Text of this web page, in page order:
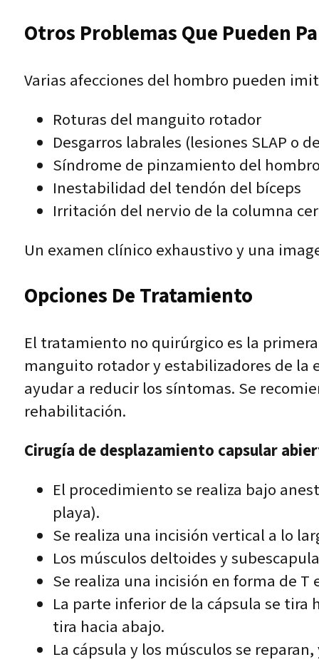
Otros Problemas Que Pueden
Varias afecciones del hombro pueden
Roturas del manguito rotador
Desgarros labrales (lesiones SLAP o
Síndrome de pinzamiento del
Inestabilidad del tendón del bíceps
Irritación del nervio de la columna
Un examen clínico exhaustivo y una
Opciones De Tratamiento
El tratamiento no quirúrgico es la
manguito rotador y estabilizadores de la
ayudar a reducir los síntomas. Se
rehabilitación.
Cirugía de desplazamiento capsular
El procedimiento se realiza bajo
playa).
Se realiza una incisión vertical a lo
Los músculos deltoides y
Se realiza una incisión en forma de
La parte inferior de la cápsula se tira
tira hacia abajo.
La cápsula y los músculos se